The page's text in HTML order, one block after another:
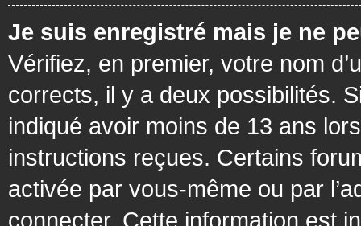
Je suis enregistré mais je ne
Vérifiez, en premier, votre nom
corrects, il y a deux possibilités.
indiqué avoir moins de 13 ans
instructions reçues. Certains
activée par vous-même ou par
connecter. Cette information est